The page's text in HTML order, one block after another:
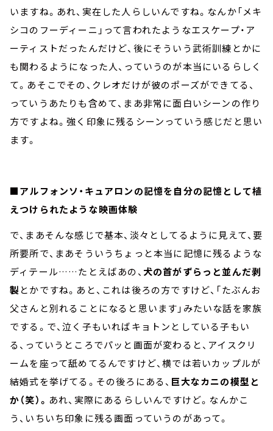
いますね。あれ、実在した人らしいんですね。なんか「メキ
シコのフーディーニ」って言われたようなエスケープ・ア
ーティストだったんだけど、後にそういう武術訓練とかに
も関わるようになった人、っていうのが本当にいるらしく
て。あそこでその、クレオだけが彼のポーズができてる、
っていうあたりも含めて、まあ非常に面白いシーンの作り
方ですよね。強く印象に残るシーンっていう感じだと思い
ます。
■アルフォンソ・キュアロンの記憶を自分の記憶として植
えつけられたような映画体験
で、まあそんな感じで基本、淡々としてるように見えて、要
所要所で、まあそういうちょっと本当に記憶に残るような
ディテール……たとえばあの、 犬の首がずらっと並んだ剥
製とかですね。あと、これは後ろの方ですけど、「たぶんお
父さんと別れることになると思います」みたいな話を家族
でする。で、泣く子もいればキョトンとしている子もい
る、っていうところでパッと画面が変わると、アイスクリ
ームを座って舐めてるんですけど、横では若いカップルが
結婚式を挙げてる。その後ろにある、 巨大なカニの模型と
か（笑）。 あれ、実際にあるらしいんですけど。なんかこ
う、いちいち印象に残る画面っていうのがあって。